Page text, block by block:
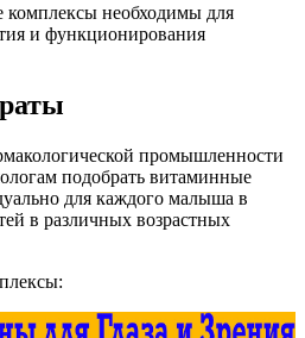
комплексы необходимы для
и функционирования
промышленности
подобрать витаминные
для каждого малыша в
в различных возрастных